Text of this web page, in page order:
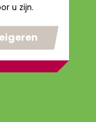
u zijn.